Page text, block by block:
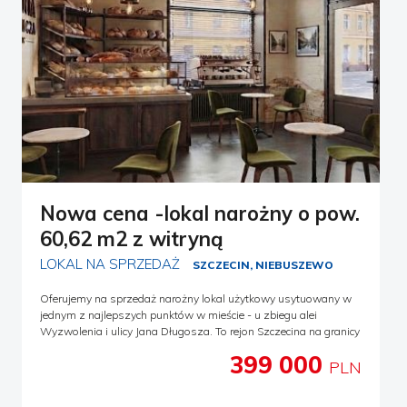
Nowa cena -lokal narożny o pow.
60,62 m2 z witryną
LOKAL NA SPRZEDAŻ SZCZECIN, NIEBUSZEWO
Oferujemy na sprzedaż narożny lokal użytkowy usytuowany w
jednym z najlepszych punktów w mieście - u zbiegu alei
Wyzwolenia i ulicy Jana Długosza. To rejon Szczecina na granicy
natężeniu ruchu pieszego i samochodowego, co gwarantuje
399 000 PLN